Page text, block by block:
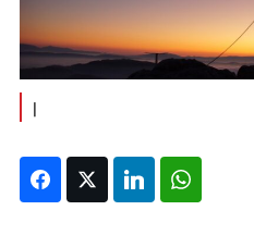
FacebookTwitter LinkedIn